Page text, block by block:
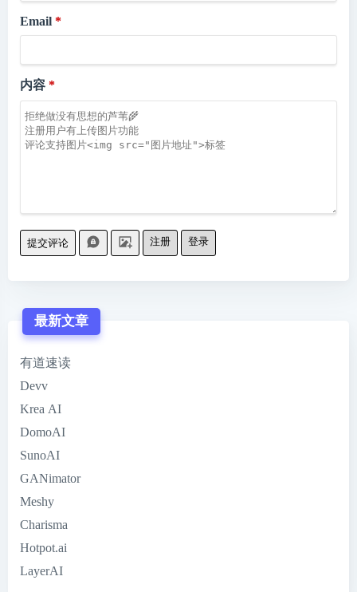
Email
内容
提交评论 注册 登录
最新文章
有道速读
Devv
Krea AI
DomoAI
SunoAI
GANimator
Meshy
Charisma
Hotpot.ai
LayerAI